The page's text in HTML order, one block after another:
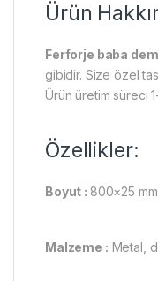
Ürün
Ferforje baba
gibidir. Size özel
Ürün üretim süreci
Özellikler:
Boyut : 800×25 mm
Malzeme : Metal,